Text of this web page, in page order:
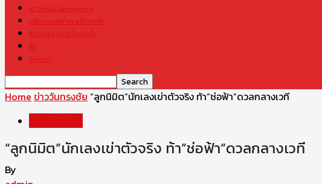
S1 World Championship
ปณิธานและคำสอนวันทรงชัย
ข่าวและสารจากวันทรงชัย
สื่อ
ติดต่อเรา
Home ข่าววันทรงชัย “ลูกนิมิต”นักเลงเข่าตัวจริง ท้า”ช่อฟ้า”ดวลกลางเวที
“ลูกนิมิต”นักเลงเข่าตัวจริง ท้า”ช่อฟ้า”ดวลกลางเวที
By